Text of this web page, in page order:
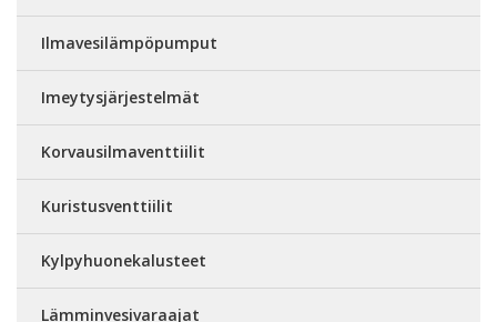
Ilmavesilämpöpumput
Imeytysjärjestelmät
Korvausilmaventtiilit
Kuristusventtiilit
Kylpyhuonekalusteet
Lämminvesivaraajat